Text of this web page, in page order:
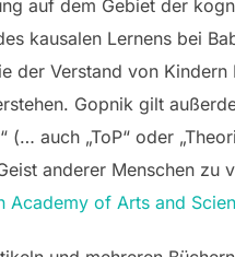
auf dem Gebiet der
kausalen Lernens bei
der Verstand von Kindern
Gopnik gilt
“ (… auch „ToP“ oder
anderer Menschen zu
Academy of Arts and